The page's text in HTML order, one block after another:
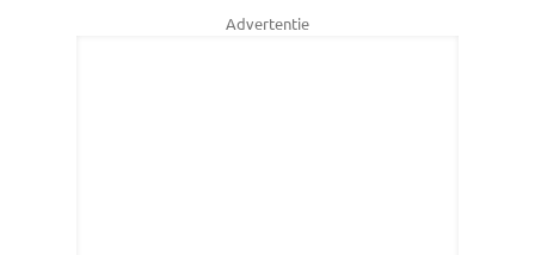
Advertentie